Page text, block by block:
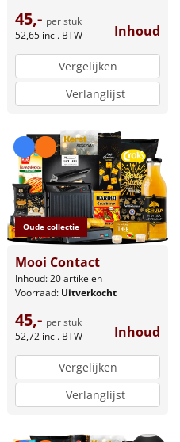
45,- per stuk
52,65 incl. BTW Inhoud
Vergelijken
Verlanglijst
Oude collectie
Mooi Contact
Inhoud: 20 artikelen
Voorraad: Uitverkocht
45,- per stuk
52,72 incl. BTW Inhoud
Vergelijken
Verlanglijst